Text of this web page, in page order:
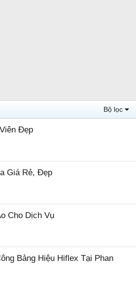
Bộ lọc
Đẹp
Giá Rẻ, Đẹp
Cho Dịch Vụ
Bảng Hiệu Hiflex Tại Phan